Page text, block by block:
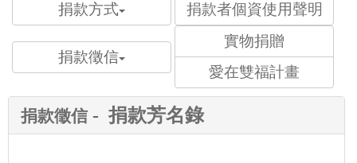
捐款方式 捐款者個資使用聲明
捐款徵信
實物捐贈
愛在雙福計畫
捐款徵信- 捐款芳名錄